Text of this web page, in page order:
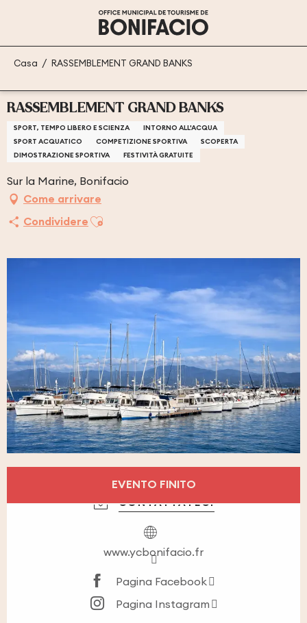
principal
Casa RASSEMBLEMENT GRAND BANKS
RASSEMBLEMENT GRAND BANKS
SPORT, TEMPO LIBERO E SCIENZA
INTORNO ALL'ACQUA
SPORT ACQUATICO
COMPETIZIONE SPORTIVA
SCOPERTA
DIMOSTRAZIONE SPORTIVA
FESTIVITÀ GRATUITE
Sur la Marine, Bonifacio
Come arrivare
Condividere Ajouter aux favoris
EVENTO FINITO
CONTATTATECI
www.ycbonifacio.fr
Pagina Facebook
Pagina Instagram